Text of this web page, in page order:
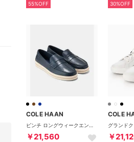
55%OFF 30%OFF
COLE HAAN
￥21,560
COLE
￥